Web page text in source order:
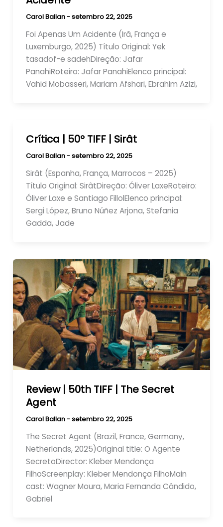
Carol Ballan-setembro 22, 2025
Foi Apenas Um Acidente (Irã, França e
Luxemburgo, 2025) Título Original: Yek
tasadof-e sadehDireção: Jafar
PanahiRoteiro: Jafar PanahiElenco principal:
Vahid Mobasseri, Mariam Afshari, Ebrahim Azizi,
Crítica | 50º TIFF | Sirât
Carol Ballan-setembro 22, 2025
Sirât (Espanha, França, Marrocos – 2025)
Título Original: SirâtDireção: Óliver LaxeRoteiro:
Óliver Laxe e Santiago FillolElenco principal:
Sergi López, Bruno Núñez Arjona, Stefania
Gadda, Jade
Review | 50th TIFF | The Secret
Agent
Carol Ballan-setembro 22, 2025
The Secret Agent (Brazil, France, Germany,
Netherlands, 2025)Original title: O Agente
SecretoDirector: Kleber Mendonça
FilhoScreenplay: Kleber Mendonça FilhoMain
cast: Wagner Moura, Maria Fernanda Cândido,
Gabriel